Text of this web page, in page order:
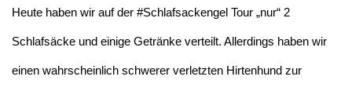
Heute haben wir auf der #Schlafsackengel Tour „nur“ 2
Schlafsäcke und einige Getränke verteilt. Allerdings haben wir
einen wahrscheinlich schwerer verletzten Hirtenhund zur